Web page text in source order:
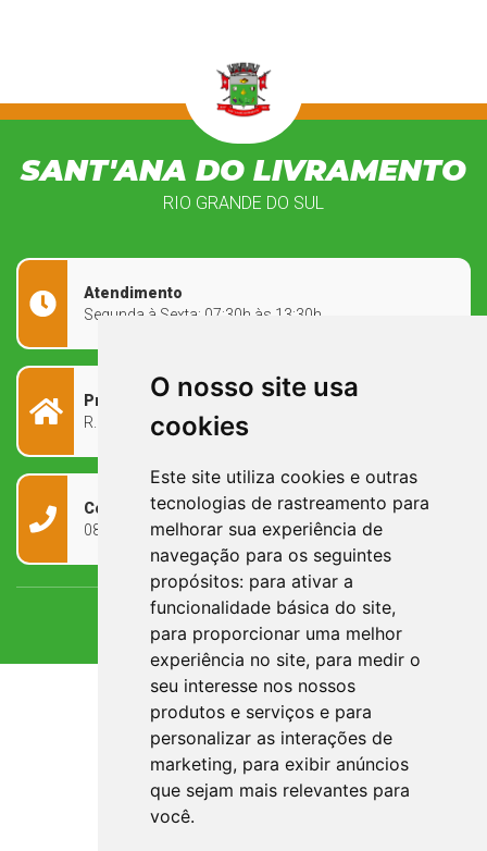
O nosso site usa
cookies
Este site utiliza cookies e outras
tecnologias de rastreamento para
melhorar sua experiência de
navegação para os seguintes
propósitos: para ativar a
funcionalidade básica do site,
para proporcionar uma melhor
experiência no site, para medir o
seu interesse nos nossos
produtos e serviços e para
personalizar as interações de
marketing, para exibir anúncios
que sejam mais relevantes para
você.
SANT'ANA DO LIVRAMENTO
RIO GRANDE DO SUL
Atendimento
Segunda à Sexta: 07:30h às 13:30h
Prefeitura Municipal
R. Rivadávia Corrêa, 858 - Centro - RS, 97573-010
Contato
0800 090 2050